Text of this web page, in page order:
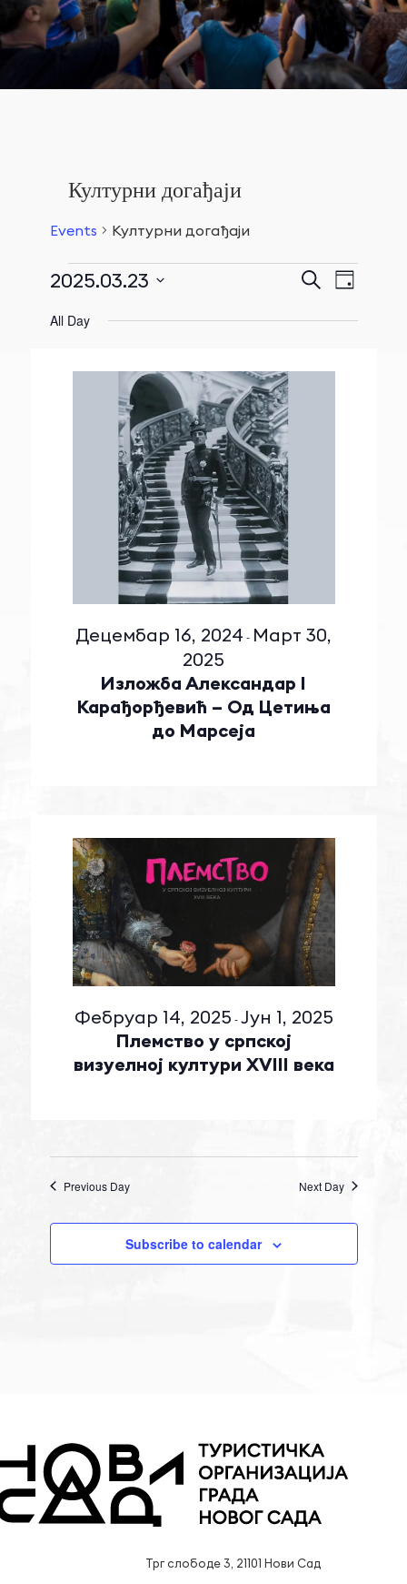
Културни догађаји
Events Културни догађаји
for
23,
Events
and
Претрага
Event
Day
2025.03.23
date.
All Day
Изложба Александар I
Карађорђевић – Од Цетиња
до Марсеја
Децембар 16, 2024 - Март 30,
2025
Племство у српској
визуелној култури XVIII века
Фебруар 14, 2025 -Јун 1, 2025
Previous Day Next Day
Subscribe to calendar
Трг слободе 3, 21101 Нови Сад